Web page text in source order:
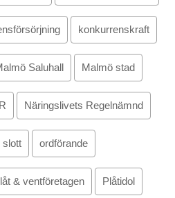
konkurrenskraft
Saluhall Malmö stad
Näringslivets Regelnämnd
slott ordförande
& ventföretagen Plåtidol